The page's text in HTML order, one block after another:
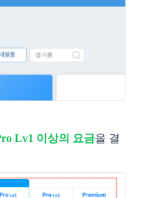
Lv1 이상의 요금을 결